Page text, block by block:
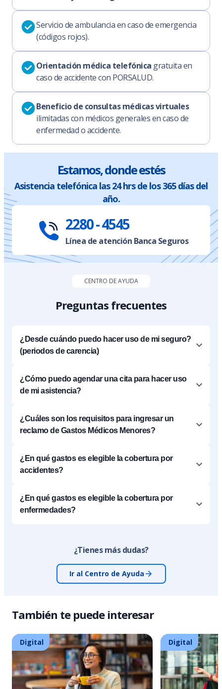
Servicio de ambulancia en caso de emergencia
(códigos rojos).
Orientación médica telefónica gratuita en
caso de accidente con PORSALUD.
Beneficio de consultas médicas virtuales
ilimitadas con médicos generales en caso de
enfermedad o accidente.
Estamos, donde estés
Asistencia telefónica las 24 hrs de los 365 días del
año.
2280 - 4545
Línea de atención Banca Seguros
CENTRO DE AYUDA
Preguntas frecuentes
¿Desde cuándo puedo hacer uso de mi seguro?
(periodos de carencia)
¿Cómo puedo agendar una cita para hacer uso
de mi asistencia?
¿Cuáles son los requisitos para ingresar un
reclamo de Gastos Médicos Menores?
¿En qué gastos es elegible la cobertura por
accidentes?
¿En qué gastos es elegible la cobertura por
enfermedades?
¿Tienes más dudas?
Ir al Centro de Ayuda
También te puede interesar
Digital Digital